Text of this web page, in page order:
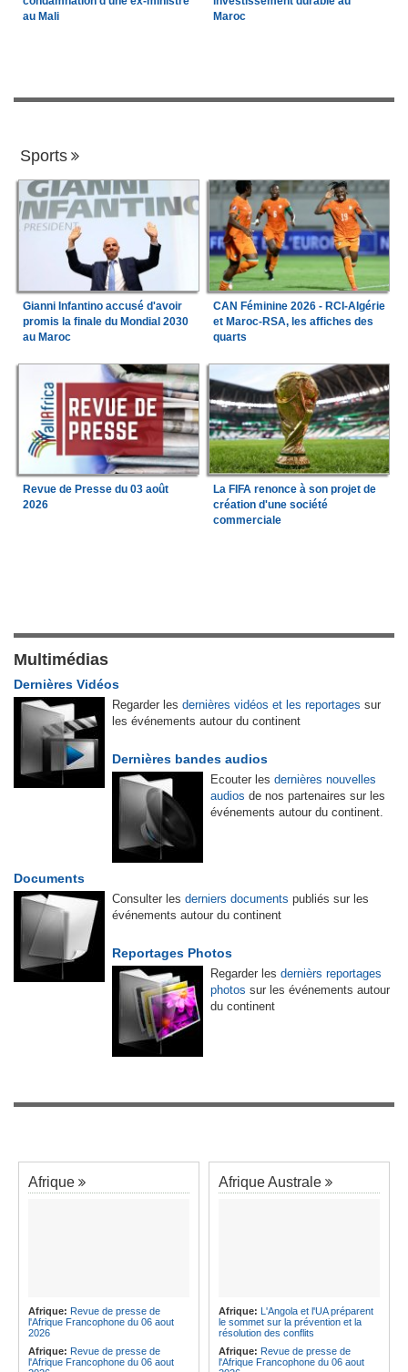
au Mali
Maroc
Sports
Gianni Infantino accusé d'avoir
promis la finale du Mondial 2030
au Maroc
CAN Féminine 2026 - RCI-Algérie
et Maroc-RSA, les affiches des
quarts
Revue de Presse du 03 août
2026
La FIFA renonce à son projet de
création d'une société
commerciale
Multimédias
Dernières Vidéos
Regarder les dernières vidéos et les reportages sur
les événements autour du continent
Dernières bandes audios
Ecouter les dernières nouvelles
audios de nos partenaires sur les
événements autour du continent.
Documents
Consulter les derniers documents publiés sur les
événements autour du continent
Reportages Photos
Regarder les dernièrs reportages
photos sur les événements autour
du continent
Afrique
Afrique: Revue de presse de
l'Afrique Francophone du 06 aout
2026
Afrique: Revue de presse de
l'Afrique Francophone du 06 aout
Afrique Australe
Afrique:
L'Angola et l'UA préparent
le sommet sur la prévention et la
résolution des conflits
Afrique: Revue de presse de
l'Afrique Francophone du 06 aout